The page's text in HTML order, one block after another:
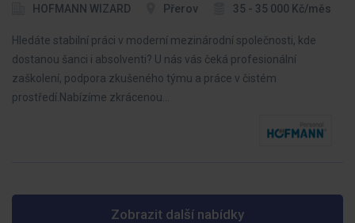
HOFMANN WIZARD Přerov 35 - 35 000 Kč/měs
Hledáte stabilní práci v moderní mezinárodní společnosti, kde
dostanou šanci i absolventi? U nás vás čeká profesionální
zaškolení, podpora zkušeného týmu a práce v čistém
prostředí.Nabízíme zkrácenou…
Zobrazit další nabídky